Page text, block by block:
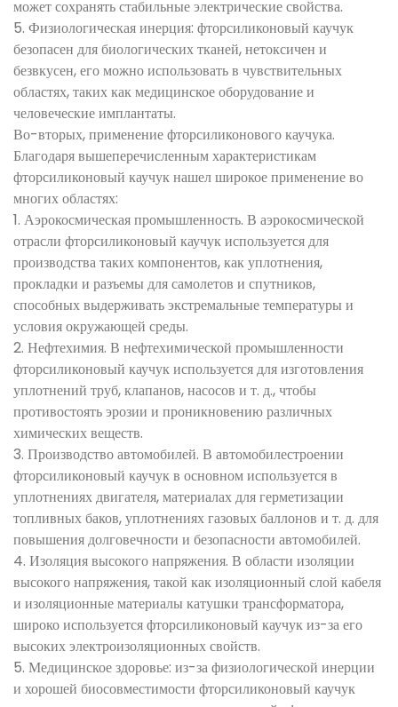
может сохранять стабильные электрические свойства.
5. Физиологическая инерция: фторсиликоновый каучук
безопасен для биологических тканей, нетоксичен и
безвкусен, его можно использовать в чувствительных
областях, таких как медицинское оборудование и
человеческие имплантаты.
Во-вторых, применение фторсиликонового каучука.
Благодаря вышеперечисленным характеристикам
фторсиликоновый каучук нашел широкое применение во
многих областях:
1. Аэрокосмическая промышленность. В аэрокосмической
отрасли фторсиликоновый каучук используется для
производства таких компонентов, как уплотнения,
прокладки и разъемы для самолетов и спутников,
способных выдерживать экстремальные температуры и
условия окружающей среды.
2. Нефтехимия. В нефтехимической промышленности
фторсиликоновый каучук используется для изготовления
уплотнений труб, клапанов, насосов и т. д., чтобы
противостоять эрозии и проникновению различных
химических веществ.
3. Производство автомобилей. В автомобилестроении
фторсиликоновый каучук в основном используется в
уплотнениях двигателя, материалах для герметизации
топливных баков, уплотнениях газовых баллонов и т. д. для
повышения долговечности и безопасности автомобилей.
4. Изоляция высокого напряжения. В области изоляции
высокого напряжения, такой как изоляционный слой кабеля
и изоляционные материалы катушки трансформатора,
широко используется фторсиликоновый каучук из-за его
высоких электроизоляционных свойств.
5. Медицинское здоровье: из-за физиологической инерции
и хорошей биосовместимости фторсиликоновый каучук